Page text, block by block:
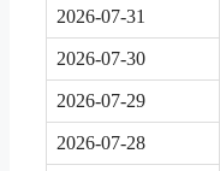
2026-07-31
2026-07-30
2026-07-29
2026-07-28